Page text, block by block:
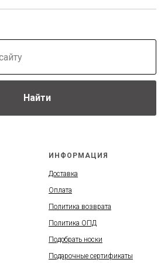
Найти
ИНФОРМАЦИЯ
Доставка
Оплата
Политика возврата
Политика ОПД
Подобрать носки
Подарочные сертификаты